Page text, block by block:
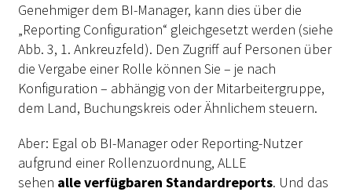
Genehmiger dem BI-Manager, kann dies über die
„Reporting Configuration“ gleichgesetzt werden (siehe
Abb. 3, 1. Ankreuzfeld). Den Zugriff auf Personen über
die Vergabe einer Rolle können Sie – je nach
Konfiguration – abhängig von der Mitarbeitergruppe,
dem Land, Buchungskreis oder Ähnlichem steuern.
Aber: Egal ob BI-Manager oder Reporting-Nutzer
aufgrund einer Rollenzuordnung, ALLE
sehen alle verfügbaren Standardreports. Und das